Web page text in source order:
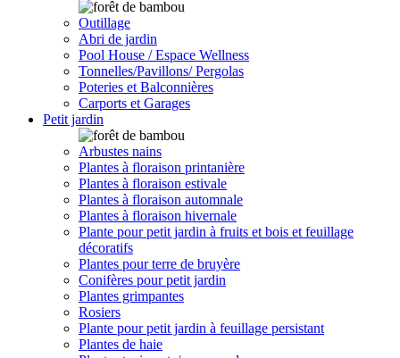
Outillage
Abri de jardin
Pool House / Espace Wellness
Tonnelles/Pavillons/ Pergolas
Poteries et Balconnières
Carports et Garages
Petit jardin
Arbustes nains
Plantes à floraison printanière
Plantes à floraison estivale
Plantes à floraison automnale
Plantes à floraison hivernale
Plante pour petit jardin à fruits et bois et feuillage
décoratifs
Plantes pour terre de bruyère
Conifères pour petit jardin
Plantes grimpantes
Rosiers
Plante pour petit jardin à feuillage persistant
Plantes de haie